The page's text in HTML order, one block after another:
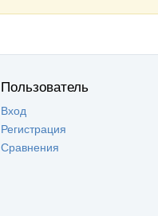
Пользователь
Вход
Регистрация
Сравнения